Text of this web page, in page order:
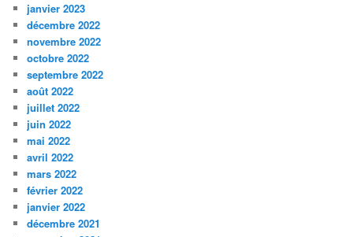
janvier 2023
décembre 2022
novembre 2022
octobre 2022
septembre 2022
août 2022
juillet 2022
juin 2022
mai 2022
avril 2022
mars 2022
février 2022
janvier 2022
décembre 2021